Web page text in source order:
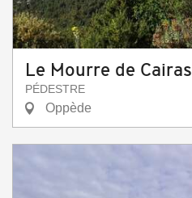
Le Mourre de Cairas
PÉDESTRE
Oppède